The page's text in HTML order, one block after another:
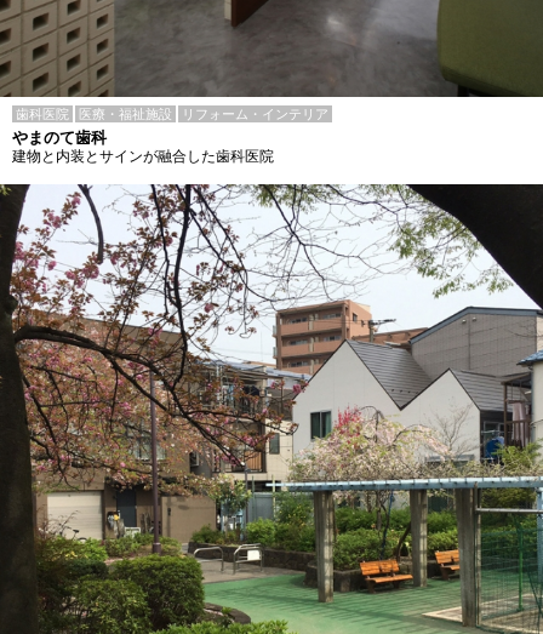
歯科医院 医療・福祉施設 リフォーム・インテリア
やまのて歯科
建物と内装とサインが融合した歯科医院